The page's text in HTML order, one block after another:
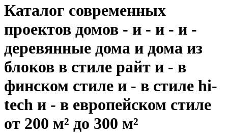
Каталог современных
проектов домов - и - и - и -
деревянные дома и дома из
блоков в стиле райт и - в
финском стиле и - в стиле hi-
tech и - в европейском стиле
от 200 м² до 300 м²